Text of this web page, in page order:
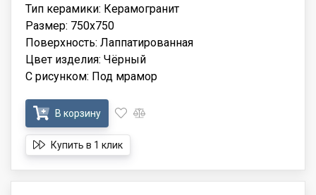
Тип керамики: Керамогранит
Размер: 750x750
Поверхность: Лаппатированная
Цвет изделия: Чёрный
С рисунком: Под мрамор
В корзину
Купить в 1 клик